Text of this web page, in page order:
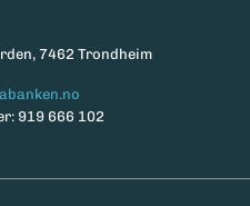
7462 Trondheim
919 666 102